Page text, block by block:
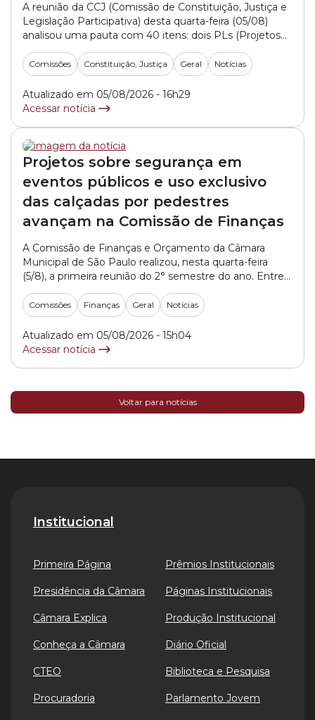
A reunião da CCJ (Comissão de Constituição, Justiça e
Legislação Participativa) desta quarta-feira (05/08)
analisou uma pauta com 40 itens: dois PLs (Projetos
de Lei) do Executivo, além de matérias de vereadores
sobre diferentes temas. Do total, 36 itens tiveram os
pareceres de legalidade aprovados e quatro foram
adiados a pedido dos parlamentares. Executivo
Apresentado... »
Comissões Constituição, Justiça Geral Notícias
Atualizado em 05/08/2026 - 16h29
Acessar notícia
Projetos sobre segurança em
eventos públicos e uso exclusivo
das calçadas por pedestres
avançam na Comissão de Finanças
A Comissão de Finanças e Orçamento da Câmara
Municipal de São Paulo realizou, nesta quarta-feira
(5/8), a primeira reunião do 2° semestre do ano. Entre
os projetos analisados e que receberam aval do
colegiado, destaque para o PL (Projeto de Lei) PL
455/2021, de autoria do vereador Sidney Cruz (MDB),
que pretende garantir o uso... »
Comissões Finanças Geral Notícias
Atualizado em 05/08/2026 - 15h04
Acessar notícia
Voltar para notícias
Institucional
Primeira Página
Presidência da Câmara
Câmara Explica
Conheça a Câmara
CTEO
Procuradoria
Prêmios Institucionais
Páginas Institucionais
Produção Institucional
Diário Oficial
Biblioteca e Pesquisa
Parlamento Jovem